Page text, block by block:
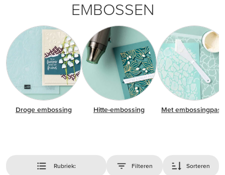
EMBOSSEN
Droge embossing Hitte-embossing Met
Rubriek: Filteren Sorteren